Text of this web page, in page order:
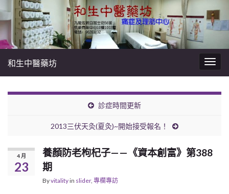
和生中醫藥坊
診症時間更新
2013三伏天灸(夏灸)~開始接受報名！
4 月
23
養顏防老枸杞子——《資本創富》第388
期
Byvitalityin slider, 專欄專訪